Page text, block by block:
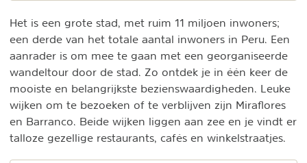
Het is een grote stad, met ruim 11 miljoen inwoners;
een derde van het totale aantal inwoners in Peru. Een
aanrader is om mee te gaan met een georganiseerde
wandeltour door de stad. Zo ontdek je in één keer de
mooiste en belangrijkste bezienswaardigheden. Leuke
wijken om te bezoeken of te verblijven zijn Miraflores
en Barranco. Beide wijken liggen aan zee en je vindt er
talloze gezellige restaurants, cafés en winkelstraatjes.